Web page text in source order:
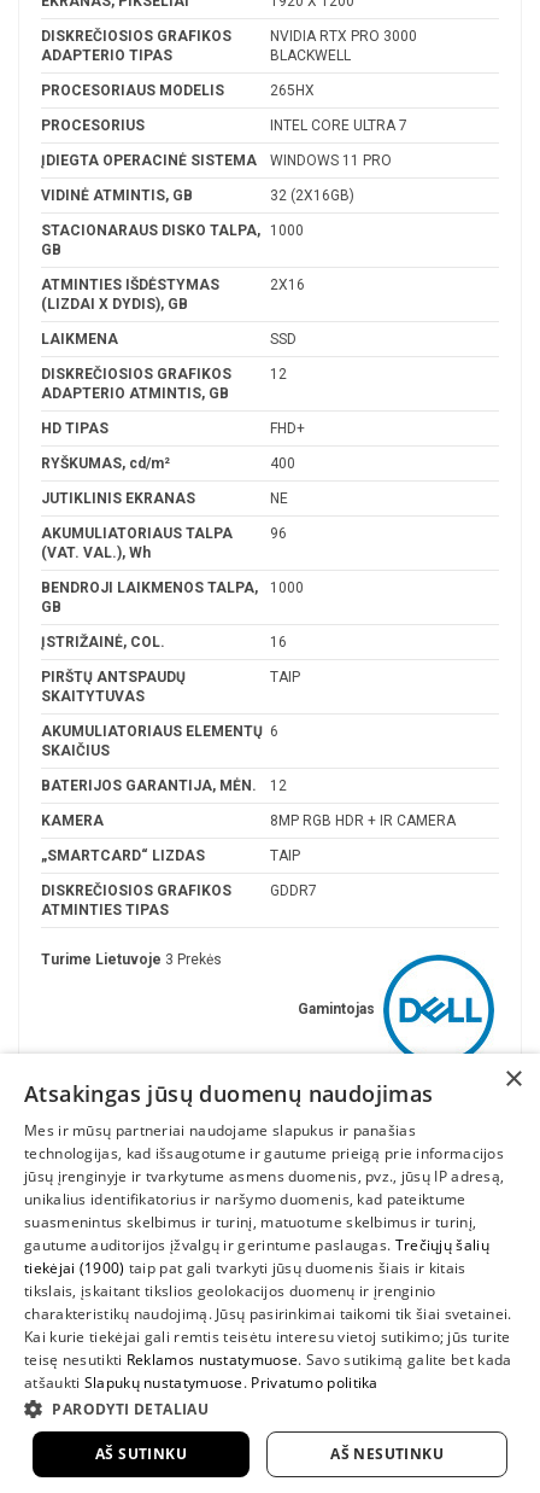
DISKREČIOSIOS GRAFIKOS
ADAPTERIO TIPAS
NVIDIA RTX PRO 3000
BLACKWELL
PROCESORIAUS MODELIS 265HX
PROCESORIUS INTEL CORE ULTRA 7
ĮDIEGTA OPERACINĖ SISTEMA WINDOWS 11 PRO
VIDINĖ ATMINTIS, GB 32 (2X16GB)
STACIONARAUS DISKO TALPA,
GB
1000
ATMINTIES IŠDĖSTYMAS
(LIZDAI X DYDIS), GB
2X16
LAIKMENA SSD
DISKREČIOSIOS GRAFIKOS
ADAPTERIO ATMINTIS, GB
12
HD TIPAS FHD+
RYŠKUMAS, cd/m² 400
JUTIKLINIS EKRANAS NE
AKUMULIATORIAUS TALPA
(VAT. VAL.), Wh
96
BENDROJI LAIKMENOS TALPA,
GB
1000
ĮSTRIŽAINĖ, COL. 16
PIRŠTŲ ANTSPAUDŲ
SKAITYTUVAS
TAIP
AKUMULIATORIAUS ELEMENTŲ
SKAIČIUS
6
BATERIJOS GARANTIJA, MĖN. 12
KAMERA 8MP RGB HDR + IR CAMERA
„SMARTCARD“ LIZDAS TAIP
DISKREČIOSIOS GRAFIKOS
ATMINTIES TIPAS
GDDR7
Gamintojas
Turime Lietuvoje 3 Prekės
INFORMACIJA
SUSIEKITE
2022 UAB "Sedum kompiuteriai" |
×
Atsakingas jūsų duomenų naudojimas
Mes ir mūsų partneriai naudojame slapukus ir panašias
technologijas, kad išsaugotume ir gautume prieigą prie informacijos
jūsų įrenginyje ir tvarkytume asmens duomenis, pvz., jūsų IP adresą,
unikalius identifikatorius ir naršymo duomenis, kad pateiktume
suasmenintus skelbimus ir turinį, matuotume skelbimus ir turinį,
gautume auditorijos įžvalgų ir gerintume paslaugas. Trečiųjų šalių
tiekėjai (1900) taip pat gali tvarkyti jūsų duomenis šiais ir kitais
tikslais, įskaitant tikslios geolokacijos duomenų ir įrenginio
charakteristikų naudojimą. Jūsų pasirinkimai taikomi tik šiai svetainei.
Kai kurie tiekėjai gali remtis teisėtu interesu vietoj sutikimo; jūs turite
teisę nesutikti Reklamos nustatymuose. Savo sutikimą galite bet kada
atšaukti Slapukų nustatymuose. Privatumo politika
PARODYTI DETALIAU
AŠ SUTINKU AŠ NESUTINKU